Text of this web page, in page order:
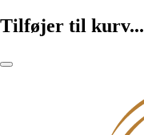
Tilføjer til kurv...